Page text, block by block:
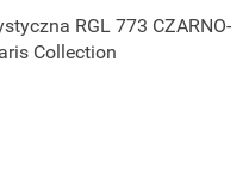
RGL 773 CZARNO-
Collection